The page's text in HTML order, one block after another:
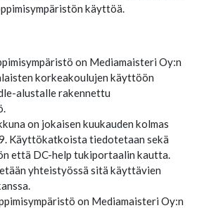
käyttöä.
on Mediamaisteri Oy:n
korkeakoulujen käyttöön
alustalle rakennettu
on jokaisen kuukauden kolmas
Käyttökatkoista tiedotetaan sekä
että DC-help tukiportaalin kautta.
yhteistyössä sitä käyttävien
on Mediamaisteri Oy:n